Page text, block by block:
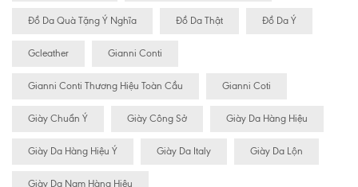
Đồ Da Quà Tặng Ý Nghĩa Đồ Da Thật Đồ Da Ý
Gcleather Gianni Conti
Gianni Conti Thương Hiệu Toàn Cầu Gianni Coti
Giày Chuẩn Ý Giày Công Sở Giày Da Hàng Hiệu
Giày Da Hàng Hiệu Ý Giày Da Italy Giày Da Lộn
Giày Da Nam Hàng Hiệu